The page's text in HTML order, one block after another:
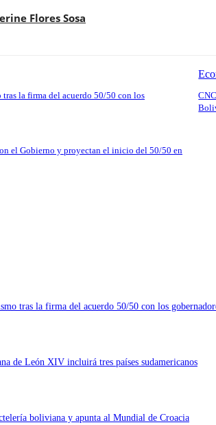
Flores Sosa
la firma del acuerdo 50/50 con los
el Gobierno y proyectan el inicio del 50/50 en
tras la firma del acuerdo 50/50 con los
de León XIV incluirá tres países sudamericanos
boliviana y apunta al Mundial de Croacia